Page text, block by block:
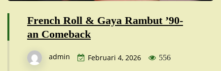
French Roll & Gaya Rambut ’90-
an Comeback
admin Februari 4, 2026 556